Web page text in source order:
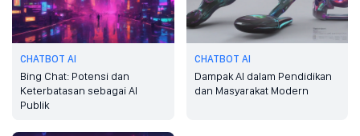
CHATBOT AI
Bing Chat: Potensi dan
Keterbatasan sebagai AI
Publik
CHATBOT AI
Dampak AI dalam Pendidikan
dan Masyarakat Modern